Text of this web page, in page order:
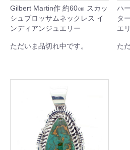
Gilbert Martin作 約60㎝ スカッ
シュブロッサムネックレス イ
ンディアンジュエリー
ただいま品切れ中です。
ハ
タ
エ
た